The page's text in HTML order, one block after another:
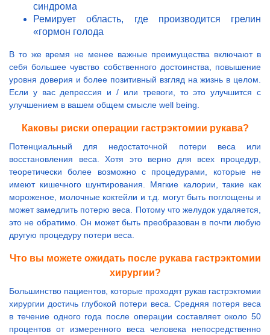
синдрома
Ремирует область, где производится грелин
«гормон голода
В то же время не менее важные преимущества включают в
себя большее чувство собственного достоинства, повышение
уровня доверия и более позитивный взгляд на жизнь в целом.
Если у вас депрессия и / или тревоги, то это улучшится с
улучшением в вашем общем смысле well being.
Каковы риски операции гастрэктомии рукава?
Потенциальный для недостаточной потери веса или
восстановления веса. Хотя это верно для всех процедур,
теоретически более возможно с процедурами, которые не
имеют кишечного шунтирования. Мягкие калории, такие как
мороженое, молочные коктейли и т.д. могут быть поглощены и
может замедлить потерю веса. Потому что желудок удаляется,
это не обратимо. Он может быть преобразован в почти любую
другую процедуру потери веса.
Что вы можете ожидать после рукава гастрэктомии
хирургии?
Большинство пациентов, которые проходят рукав гастрэктомии
хирургии достичь глубокой потери веса. Средняя потеря веса
в течение одного года после операции составляет около 50
процентов от измеренного веса человека непосредственно